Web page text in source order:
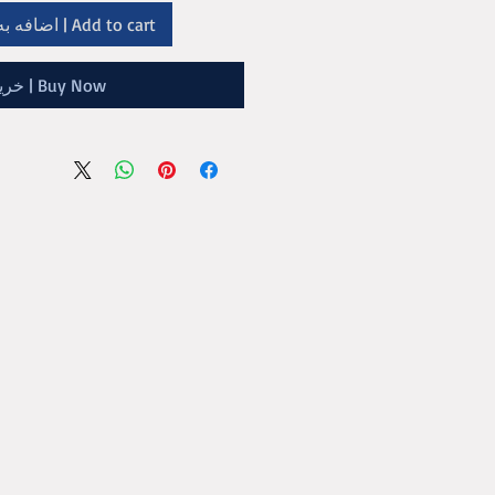
Add to cart | اضافه به سبد خرید
Buy Now | خرید